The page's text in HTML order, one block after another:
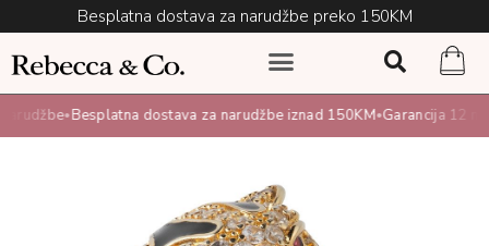
Besplatna dostava za narudžbe preko 150KM
•Besplatna dostava za narudžbe iznad 150KM•Garancija 12